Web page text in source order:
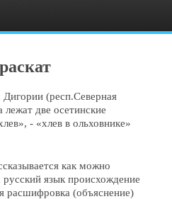
Дигории (респ.Северная
две осетинские
- «хлев в ольховнике»
как можно
русский язык происхождение
расшифровка (объяснение)